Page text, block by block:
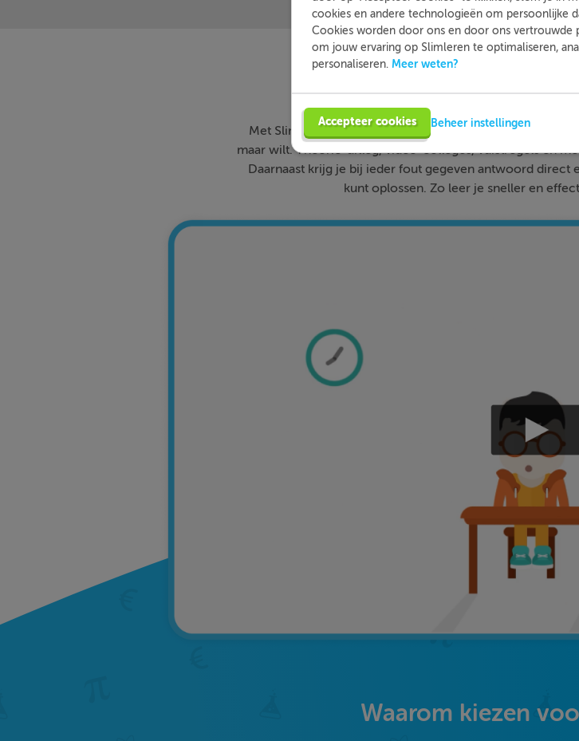
Wat isSlimleren
Met Slimleren oefen je online voor de vakken waar je
maar wilt. Theorie-uitleg, video-colleges, vuistregels en
Daarnaast krijg je bij ieder fout gegeven antwoord direct
kunt oplossen. Zo leer je sneller en
Waarom kiezen
cookies en andere technologieën om persoonlijke
Cookies worden door ons en door ons vertrouwde
om jouw ervaring op Slimleren te optimaliseren,
personaliseren. Meer weten?
Accepteer cookies Beheer instellingen